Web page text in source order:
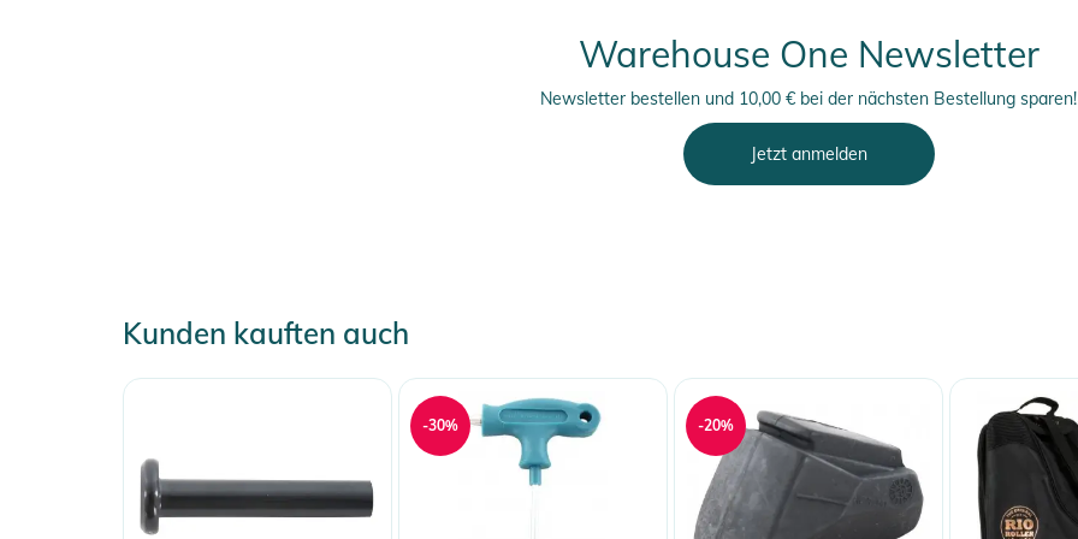
Warehouse One Newsletter
Newsletter bestellen und 10,00 € bei der nächsten Bestellung sparen!
Jetzt anmelden
Kunden kauften auch
-30% -20%